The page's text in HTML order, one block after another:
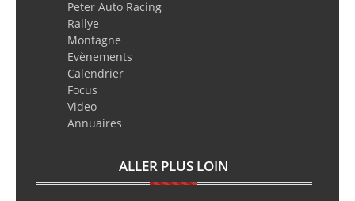
Peter Auto Racing
Rallye
Montagne
Evènements
Calendrier
Focus
Video
Annuaires
ALLER PLUS LOIN